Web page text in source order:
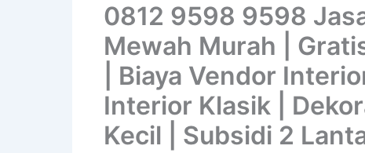
0812 9598 9598
Mewah Murah |
| Biaya Vendor
Interior Klasik |
Kecil | Subsidi 2